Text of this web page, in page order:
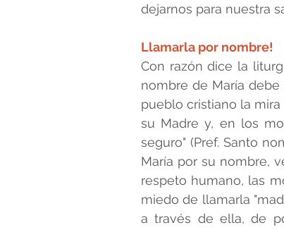
dejarnos para nuestra
Llamarla por nombre!
Con razón dice la
nombre de María
pueblo cristiano la
su Madre y, en los
seguro" (Pref. Santo
María por su nombre,
respeto humano, las
miedo de llamarla
a través de ella, de